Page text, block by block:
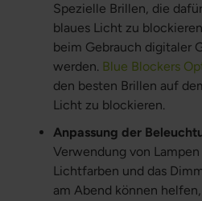
Spezielle Brillen, die
blaues Licht zu
beim Gebrauch digitaler
werden. Blue Blockers
den besten Brillen auf
Licht zu blockieren.
Anpassung der
Verwendung von
Lichtfarben und das
am Abend können